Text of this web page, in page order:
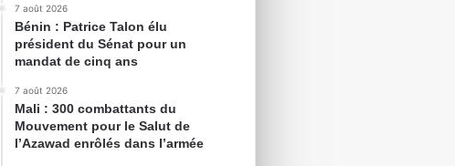
7 août 2026
Bénin : Patrice Talon élu
président du Sénat pour un
mandat de cinq ans
7 août 2026
Mali : 300 combattants du
Mouvement pour le Salut de
l’Azawad enrôlés dans l’armée